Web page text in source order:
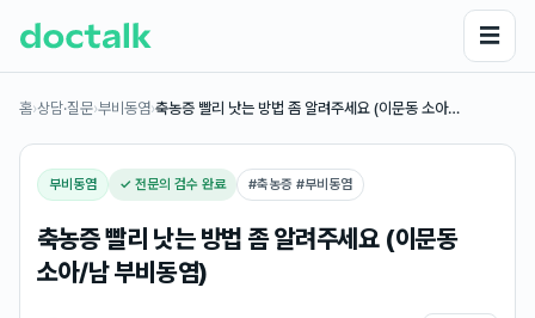
☰
홈›상담·질문›부비동염›축농증 빨리 낫는 방법 좀 알려주세요 (이문동 소아…
부비동염 ✓ 전문의 검수 완료 #축농증 #부비동염
축농증 빨리 낫는 방법 좀 알려주세요 (이문동
소아/남 부비동염)